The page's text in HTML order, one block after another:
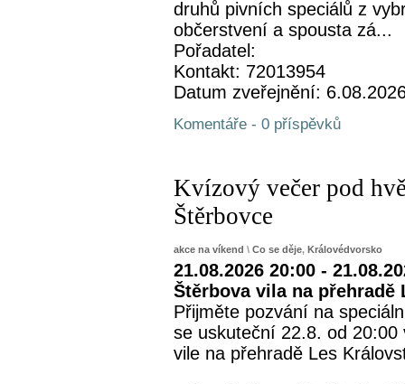
druhů pivních speciálů z
občerstvení a spousta zá...
Pořadatel:
Kontakt: 72013954
Datum zveřejnění:
Komentáře - 0 příspěvků
Kvízový večer pod
Štěrbovce
akce na víkend \ Co se děje, Královédvorsko
21.08.2026 20:00 -
Štěrbova vila na přehradě
Přijměte pozvání na
se uskuteční 22.8. od
vile na přehradě Les